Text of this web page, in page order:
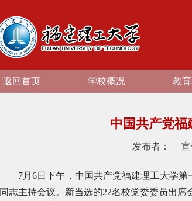
返回首页 学校概况 教
中国共产党
发布者：
7月6日下午，中国共产党福建理工大学
同志主持会议。新当选的22名校党委委员出席